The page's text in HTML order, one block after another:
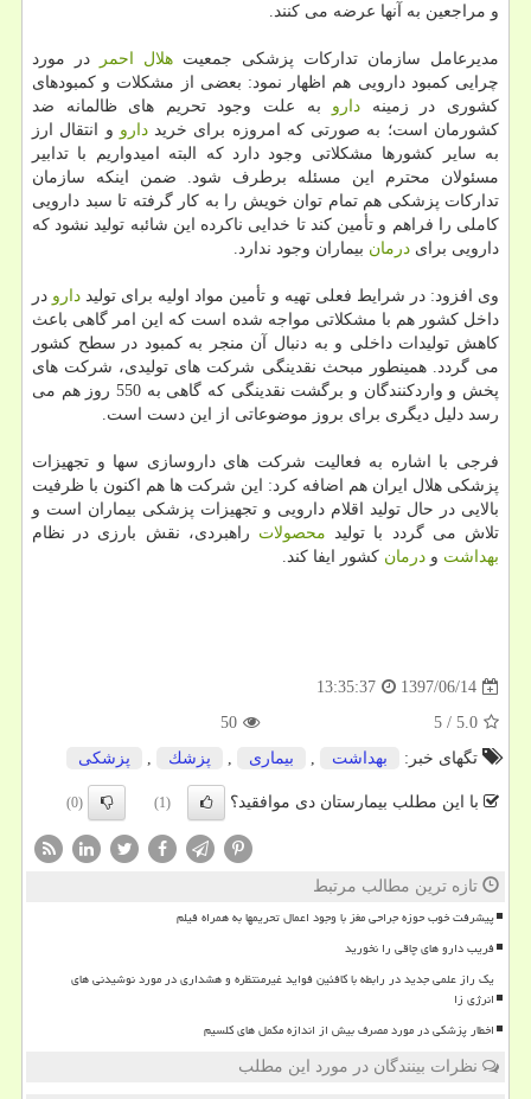
و مراجعین به آنها عرضه می كنند.
مدیرعامل سازمان تداركات پزشكی جمعیت هلال احمر
در مورد
چرایی كمبود دارویی هم اظهار نمود: بعضی از مشكلات و كمبودهای
كشوری در زمینه دارو به علت وجود تحریم های ظالمانه ضد
كشورمان است؛ به صورتی كه امروزه برای خریددارو و انتقال ارز
به سایر كشورها مشكلاتی وجود دارد كه البته امیدواریم با تدابیر
مسئولان محترم این مسئله برطرف شود. ضمن اینكه سازمان
تداركات پزشكی هم تمام توان خویش را به كار گرفته تا سبد دارویی
كاملی را فراهم و تأمین كند تا خدایی ناكرده این شائبه تولید نشود كه
دارویی برای درمان بیماران وجود ندارد.
وی افزود: در شرایط فعلی تهیه و تأمین مواد اولیه برای تولید دارو در
داخل كشور هم با مشكلاتی مواجه شده است كه این امر گاهی باعث
كاهش تولیدات داخلی و به دنبال آن منجر به كمبود در سطح كشور
می گردد. همینطور مبحث نقدینگی شركت های تولیدی، شركت های
پخش و واردكنندگان و برگشت نقدینگی كه گاهی به 550 روز هم می
رسد دلیل دیگری برای بروز موضوعاتی از این دست است.
فرجی با اشاره به فعالیت شركت های داروسازی سها و تجهیزات
پزشكی هلال ایران هم اضافه كرد: این شركت ها هم اكنون با ظرفیت
بالایی در حال تولید اقلام دارویی و تجهیزات پزشكی بیماران است و
تلاش می گردد با تولید محصولات راهبردی، نقش بارزی در نظام
بهداشت و درمان كشور ایفا كند.
1397/06/14
13:35:37
5.0
/
5
50
تگهای خبر:
بهداشت , بیماری , پزشك , پزشكی
با این مطلب بیمارستان دی موافقید؟ (1)
(0)
تازه ترین مطالب مرتبط
پیشرفت خوب حوزه جراحی مغز با وجود اعمال تحریمها به همراه فیلم
فریب دارو های چاقی را نخورید
یک راز علمی جدید در رابطه با کافئین فواید غیرمنتظره و هشداری در مورد نوشیدنی های
انرژی زا
اخطار پزشکی در مورد مصرف بیش از اندازه مکمل های کلسیم
نظرات بینندگان در مورد این مطلب